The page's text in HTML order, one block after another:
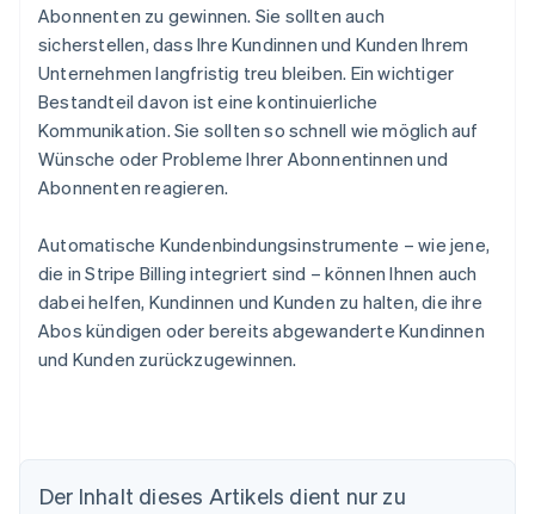
Abonnenten zu gewinnen. Sie sollten auch
sicherstellen, dass Ihre Kundinnen und Kunden Ihrem
Unternehmen langfristig treu bleiben. Ein wichtiger
Bestandteil davon ist eine kontinuierliche
Kommunikation. Sie sollten so schnell wie möglich auf
Wünsche oder Probleme Ihrer Abonnentinnen und
Abonnenten reagieren.
Automatische Kundenbindungsinstrumente – wie jene,
die in Stripe Billing integriert sind – können Ihnen auch
dabei helfen, Kundinnen und Kunden zu halten, die ihre
Abos kündigen oder bereits abgewanderte Kundinnen
und Kunden zurückzugewinnen.
Der Inhalt dieses Artikels dient nur zu